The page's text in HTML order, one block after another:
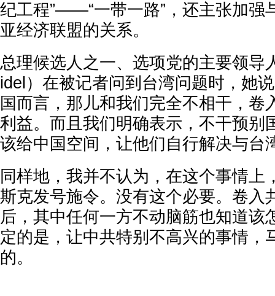
纪工程”——“一带一路”，还主张加强
亚经济联盟的关系。
总理候选人之一、选项党的主要领导
idel）在被记者问到台湾问题时，她
国而言，那儿和我们完全不相干，卷
利益。而且我们明确表示，不干预别
该给中国空间，让他们自行解决与台
同样地，我并不认为，在这个事情上
斯克发号施令。没有这个必要。卷入
后，其中任何一方不动脑筋也知道该
定的是，让中共特别不高兴的事情，
的。